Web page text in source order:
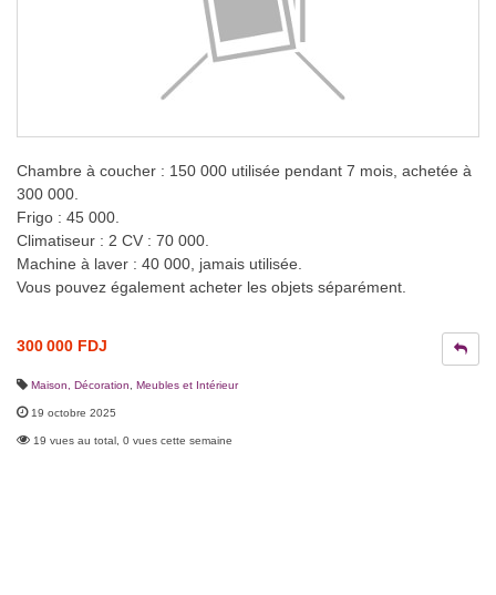
Chambre à coucher : 150 000 utilisée pendant 7 mois, achetée à
300 000.
Frigo : 45 000.
Climatiseur : 2 CV : 70 000.
Machine à laver : 40 000, jamais utilisée.
Vous pouvez également acheter les objets séparément.
300 000 FDJ
Maison, Décoration Meubles et Intérieur
19 octobre 2025
19 vues au total, 0 vues cette semaine